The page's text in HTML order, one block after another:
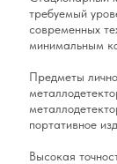
требуемый
современных
минимальным
Предметы
портативное
Высокая